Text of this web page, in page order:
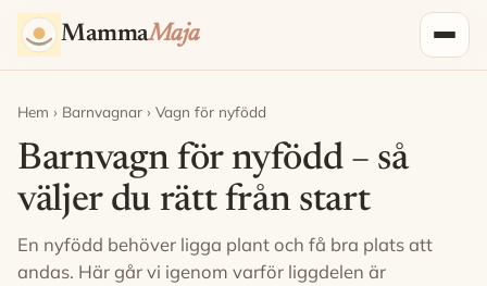
Hoppa till innehåll
MammaMaja
Hem › Barnvagnar › Vagn för nyfödd
Barnvagn för nyfödd – så
väljer du rätt från start
En nyfödd behöver ligga plant och få bra plats att
andas. Här går vi igenom varför liggdelen är